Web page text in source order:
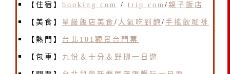
【住宿】 booking.com / trip.com / 親子飯店
【美食】 星級飯店美食 / 人氣吃到飽 / 手搖飲咖啡
【熱門】 台北101觀景台門票
【包車】 九份＆十分＆野柳一日遊